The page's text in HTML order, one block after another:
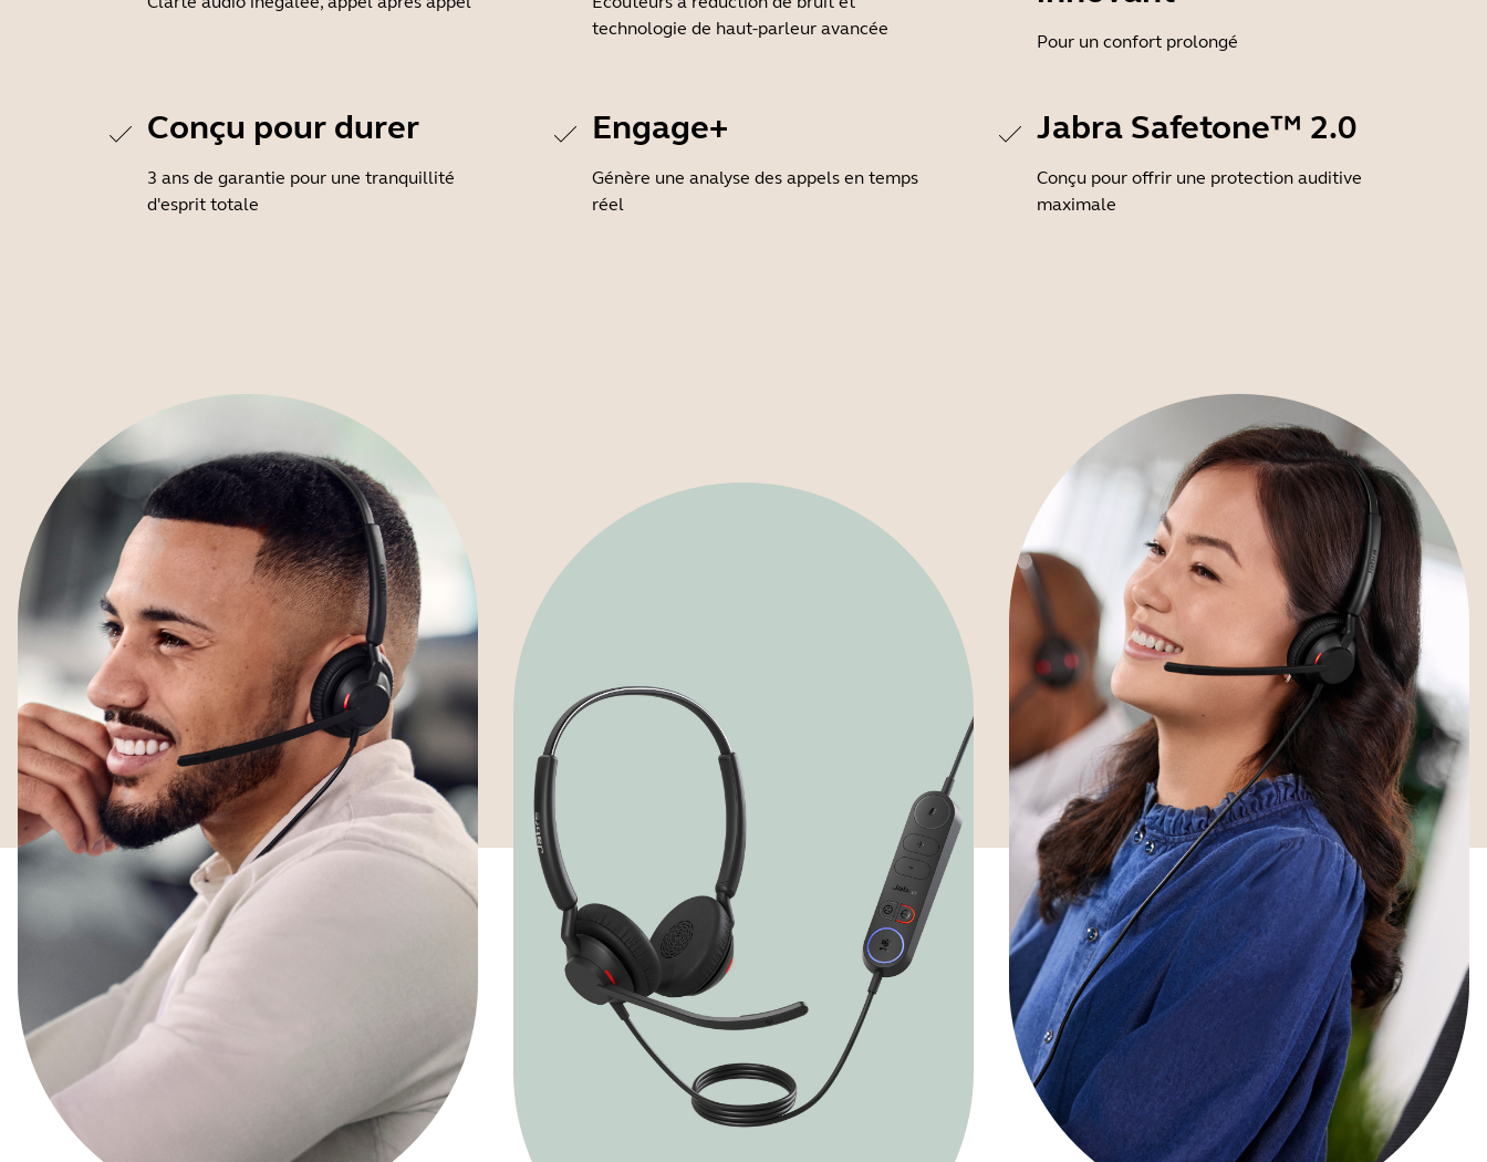
technologie de haut-parleur avancée
Pour un confort prolongé
Conçu pour durer
3 ans de garantie pour une tranquillité
d'esprit totale
Engage+
Génère une analyse des appels en temps
réel
Jabra Safetone™ 2.0
Conçu pour offrir une protection auditive
maximale